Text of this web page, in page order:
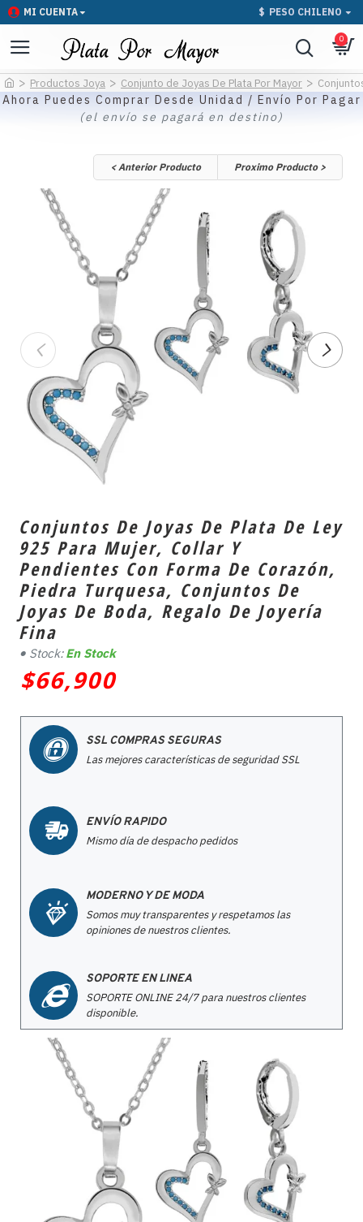
MI CUENTA $ PESO CHILENO
0
Productos Joya Conjunto de Joyas De Plata Por Mayor
Ahora Puedes Comprar Desde Unidad / Envío Por Pagar
(el envío se pagará en destino)
< Anterior Producto Proximo Producto >
Conjuntos De Joyas De Plata De Ley
925 Para Mujer, Collar Y
Pendientes Con Forma De Corazón,
Piedra Turquesa, Conjuntos De
Joyas De Boda, Regalo De Joyería
Fina
$66,900
Stock: En Stock
SSL COMPRAS SEGURAS
Las mejores características de seguridad SSL
ENVÍO RAPIDO
Mismo día de despacho pedidos
MODERNO Y DE MODA
Somos muy transparentes y respetamos las
opiniones de nuestros clientes.
SOPORTE EN LINEA
SOPORTE ONLINE 24/7 para nuestros clientes
disponible.